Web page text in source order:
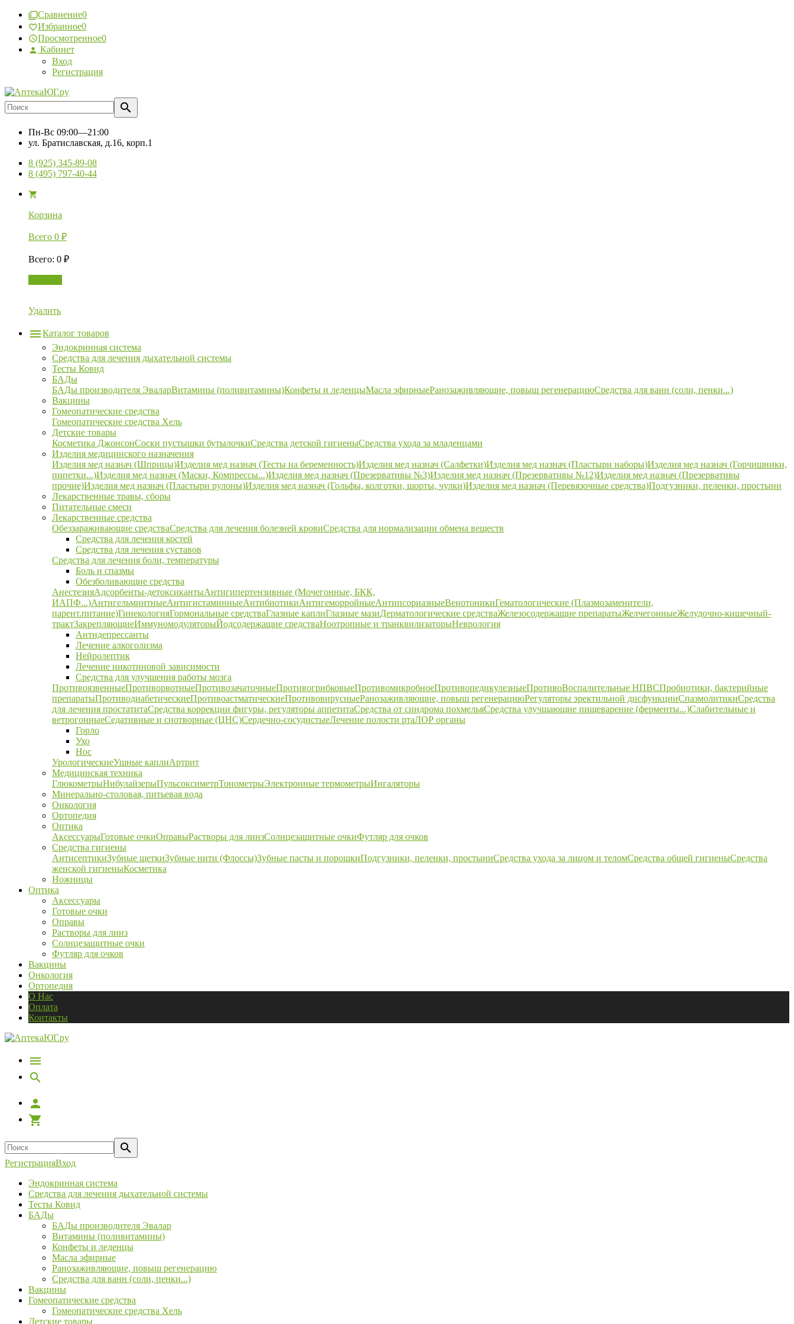
Сравнение0
Избранное0
Просмотренное0
Кабинет
Вход
Регистрация
Пн-Вс 09:00—21:00
ул. Братиславская, д.16, корп.1
8 (925) 345-89-08
8 (495) 797-40-44
Корзина
Всего 0 ₽
Всего: 0 ₽
Удалить
Каталог товаров
Эндокринная система
Средства для лечения дыхательной системы
Тесты Ковид
БАДы
БАДы производителя ЭваларВитамины (поливитамины)Конфеты и леденцыМасла эфирныеРанозаживляющие, повыш регенерациюСредства для ванн (соли, пенки...)
Вакцины
Гомеопатические средства
Гомеопатические средства Хель
Детские товары
Косметика ДжонсонСоски пустышки бутылочкиСредства детской гигиеныСредства ухода за младенцами
Изделия медицинского назначения
Изделия мед назнач (Шприцы)Изделия мед назнач (Тесты на беременность)Изделия мед назнач (Салфетки)Изделия мед назнач (Пластыри наборы)Изделия мед назнач (Горчишники,
пипетки...)Изделия мед назнач (Маски, Компрессы...)Изделия мед назнач (Презервативы №3)Изделия мед назнач (Презервативы №12)Изделия мед назнач (Презервативы
прочие)Изделия мед назнач (Пластыри рулоны)Изделия мед назнач (Гольфы, колготки, шорты, чулки)Изделия мед назнач (Перевязочные средства)Подгузники, пеленки, простыни
Лекарственные травы, сборы
Питательные смеси
Лекарственные средства
Обеззараживающие средстваСредства для лечения болезней кровиСредства для нормализации обмена веществ
Средства для лечения костей
Средства для лечения суставов
Средства для лечения боли, температуры
Боль и спазмы
Обезболивающие средства
АнестезияАдсорбенты-детоксикантыАнтигипертензивные (Мочегонные, БКК,
ИАПФ...)АнтигельминтныеАнтигистаминныеАнтибиотикиАнтигеморройныеАнтипсориазныеВенотоникиГематологические (Плазмозаменители,
парент.питание)ГинекологияГормональные средстваГлазные каплиГлазные мазиДерматологические средстваЖелезосодержащие препаратыЖелчегонныеЖелудочно-кишечный-
трактЗакрепляющиеИммуномодуляторыЙодсодержащие средстваНоотропные и транквилизаторыНеврология
Антидепрессанты
Лечение алкоголизма
Нейролептик
Лечение никотиновой зависимости
Средства для улучшения работы мозга
ПротивоязвенныеПротиворвотныеПротивозачаточныеПротивогрибковыеПротивомикробноеПротивопедикулезныеПротивоВоспалительные НПВСПробиотики, бактерийные
препаратыПротиводиабетическиеПротивоастматическиеПротивовирусныеРанозаживляющие, повыш регенерациюРегуляторы эректильной дисфункцииСпазмолитикиСредства
для лечения простатитаСредства коррекции фигуры, регуляторы аппетитаСредства от синдрома похмельяСредства улучшающие пищеварение (ферменты...)Слабительные и
ветрогонныеСедативные и снотворные (ЦНС)Сердечно-сосудистыеЛечение полости ртаЛОР органы
Горло
Ухо
Нос
УрологическиеУшные каплиАртрит
Медицинская техника
ГлюкометрыНибулайзерыПульсоксиметрТонометрыЭлектронные термометрыИнгаляторы
Минерально-столовая, питьевая вода
Онкология
Ортопедия
Оптика
АксессуарыГотовые очкиОправыРастворы для линзСолнцезащитные очкиФутляр для очков
Средства гигиены
АнтисептикиЗубные щеткиЗубные нити (Флоссы)Зубные пасты и порошкиПодгузники, пеленки, простыниСредства ухода за лицом и теломСредства общей гигиеныСредства
женской гигиеныКосметика
Ножницы
Оптика
Аксессуары
Готовые очки
Оправы
Растворы для линз
Солнцезащитные очки
Футляр для очков
Вакцины
Онкология
Ортопедия
О Нас
Оплата
Контакты
РегистрацияВход
Эндокринная система
Средства для лечения дыхательной системы
Тесты Ковид
БАДы
БАДы производителя Эвалар
Витамины (поливитамины)
Конфеты и леденцы
Масла эфирные
Ранозаживляющие, повыш регенерацию
Средства для ванн (соли, пенки...)
Вакцины
Гомеопатические средства
Гомеопатические средства Хель
Детские товары